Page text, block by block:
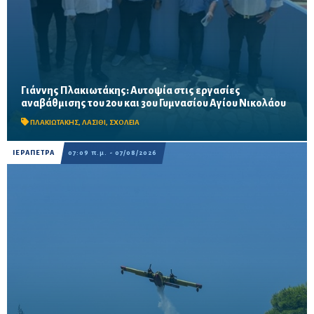
Γιάννης Πλακιωτάκης: Αυτοψία στις εργασίες
αναβάθμισης του 2ου και 3ου Γυμνασίου Αγίου Νικολάου
ΠΛΑΚΙΩΤΑΚΗΣ, ΛΑΣΙΘΙ, ΣΧΟΛΕΙΑ
Οι παρεμβάσεις του προγράμματος «Μαριέττα Γιαννάκου»
αναμένεται να ολοκληρωθούν πριν από τη νέα σχολική χρονιά –
Προβλέπονται ανακαινίσεις αιθουσών, αύλειων και...
ΙΕΡΑΠΕΤΡΑ 07:09 π.μ. - 07/08/2026